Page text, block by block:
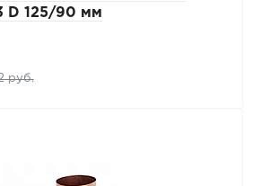
D 125/90 мм
руб.